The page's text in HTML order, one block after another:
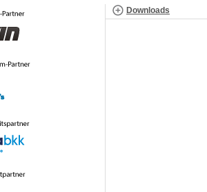
Downloads